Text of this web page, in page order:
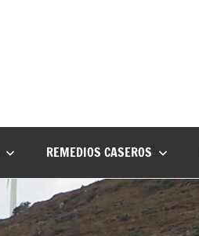
REMEDIOS CASEROS